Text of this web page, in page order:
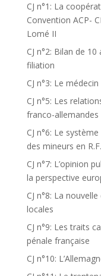
CJ n°1: La
Convention ACP-
Lomé II
CJ n°2: Bilan de
filiation
CJ n°3: Le
CJ n°5: Les
franco-allemandes
CJ n°6: Le
des mineurs en
CJ n°7: L’opinion
la perspective
CJ n°8: La
locales
CJ n°9: Les traits
pénale française
CJ n°10: